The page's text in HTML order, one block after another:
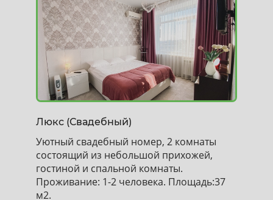
Люкс (Свадебный)
Уютный свадебный номер, 2 комнаты
состоящий из небольшой прихожей,
гостиной и спальной комнаты.
Проживание: 1-2 человека. Площадь:37
м2.